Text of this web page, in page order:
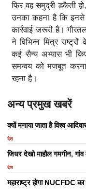
फिर वह समुद्री डकैती
उनका कहना है कि इनसे
कार्रवाई जरूरी है।
ने विभिन्न मित्र
कई सैन्य अभ्यास भी
समन्वय को मजबूत
रहना है।
अन्य प्रमुख खबरें
क्यों मनाया जाता है विश्व
देश
जिधर देखो माहौल गमगीन,
देश
महाराष्ट्र होगा NUCFDC